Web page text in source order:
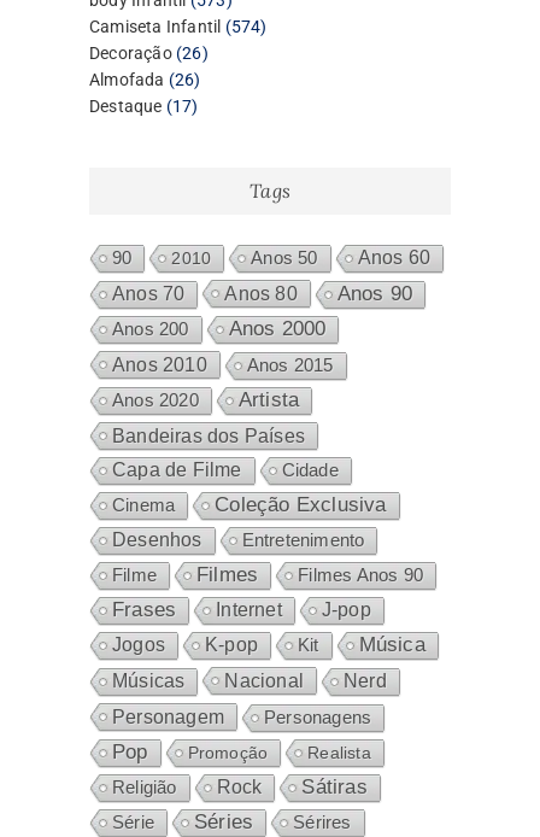
produtos
Camiseta Infantil 574574
Decoração 2626
Almofada 2626
produtos
Destaque 1717
Tags
90 2010 Anos 50
Anos 60
Anos 70
Anos 80 Anos 90
Anos 200 Anos 2000
Anos 2010 Anos 2015
Anos 2020 Artista
Bandeiras dos Países
Capa de Filme
Cidade
Cinema
Coleção Exclusiva
Desenhos
Entretenimento
Filme
Filmes Filmes Anos 90
Frases Internet
J-pop
Jogos
K-pop Kit Música
Músicas Nacional Nerd
Personagem Personagens
Pop Promoção
Realista
Religião
Rock Sátiras
Série Séries
Sérires